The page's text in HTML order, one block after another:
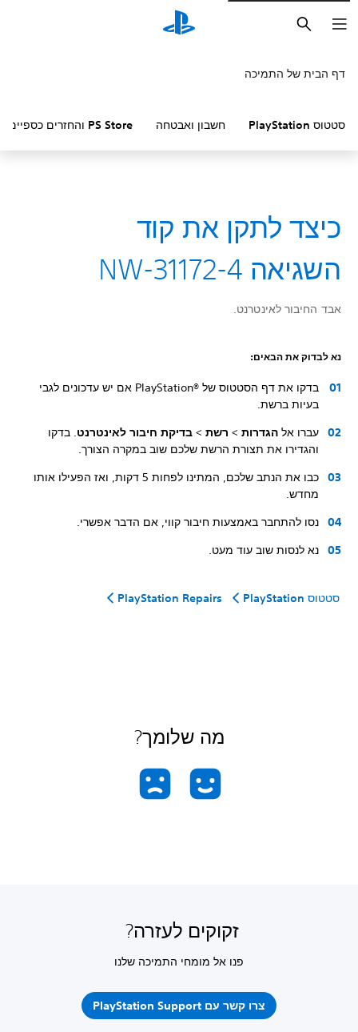
חיפוש
דף הבית של התמיכה
סטטוס PlayStation חשבון ואבטחה PS Store והחזרים כספיים
כיצד לתקן את קוד
השגיאה NW-31172-4
אבד החיבור לאינטרנט.
נא לבדוק את הבאים:
בדקו את דף הסטטוס של PlayStation®‎ אם יש עדכונים לגבי
בעיות ברשת.
עברו אל הגדרות > רשת > בדיקת חיבור לאינטרנט. בדקו
והגדירו את תצורת הרשת שלכם שוב במקרה הצורך.
כבו את הנתב שלכם, המתינו לפחות 5 דקות, ואז הפעילו אותו
מחדש.
נסו להתחבר באמצעות חיבור קווי, אם הדבר אפשרי.
נא לנסות שוב עוד מעט.
סטטוס PlayStation PlayStation Repairs
מה שלומך?
זקוקים לעזרה?
פנו אל מומחי התמיכה שלנו
צרו קשר עם PlayStation Support